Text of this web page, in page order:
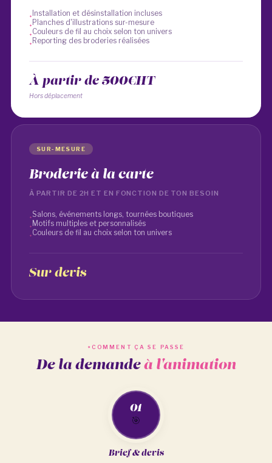
Installation et désinstallation incluses
Planches d'illustrations sur-mesure
Couleurs de fil au choix selon ton univers
Reporting des broderies réalisées
À partir de 500€HT
Hors déplacement
SUR-MESURE
Broderie à la carte
À PARTIR DE 2H ET EN FONCTION DE TON BESOIN
Salons, événements longs, tournées boutiques
Motifs multiples et personnalisés
Couleurs de fil au choix selon ton univers
Sur devis
COMMENT ÇA SE PASSE
De la demandeà l'animation
01
🎯
Brief & devis